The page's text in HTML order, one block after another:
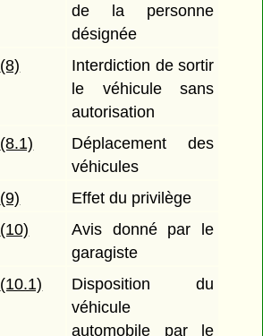
de la personne
désignée
(8)
Interdiction de sortir
le véhicule sans
autorisation
(8.1)
Déplacement des
véhicules
(9)
Effet du privilège
(10)
Avis donné par le
garagiste
(10.1)
Disposition du
véhicule
automobile par le